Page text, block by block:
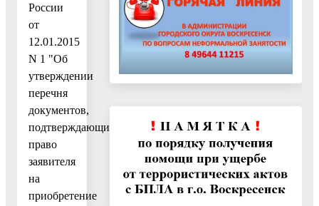
России
от
12.01.2015
N 1 "Об
утверждении
перечня
документов,
подтверждающих
право
заявителя
на
приобретение